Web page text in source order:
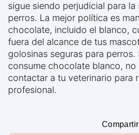
sigue siendo perjudicial para la
perros. La mejor política es
chocolate, incluido el blanco,
fuera del alcance de tus
golosinas seguras para perros.
consume chocolate blanco, no
contactar a tu veterinario para
profesional.